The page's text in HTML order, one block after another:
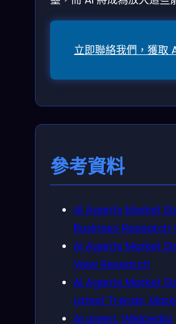
立即聯絡我們，獲取
參考資料
AI Agents Market
Business
AI Agents Market
View Research
AI Agents Market
Latest Trends,
AI agent, Wikipedia